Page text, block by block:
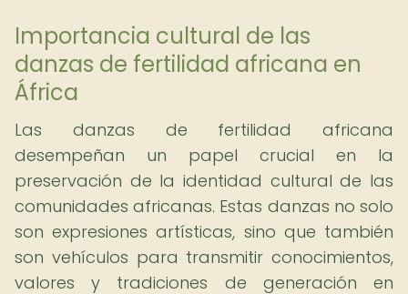
Importancia cultural de las
danzas de fertilidad africana en
África
Las danzas de fertilidad africana
desempeñan un papel crucial en la
preservación de la identidad cultural de las
comunidades africanas. Estas danzas no solo
son expresiones artísticas, sino que también
son vehículos para transmitir conocimientos,
valores y tradiciones de generación en